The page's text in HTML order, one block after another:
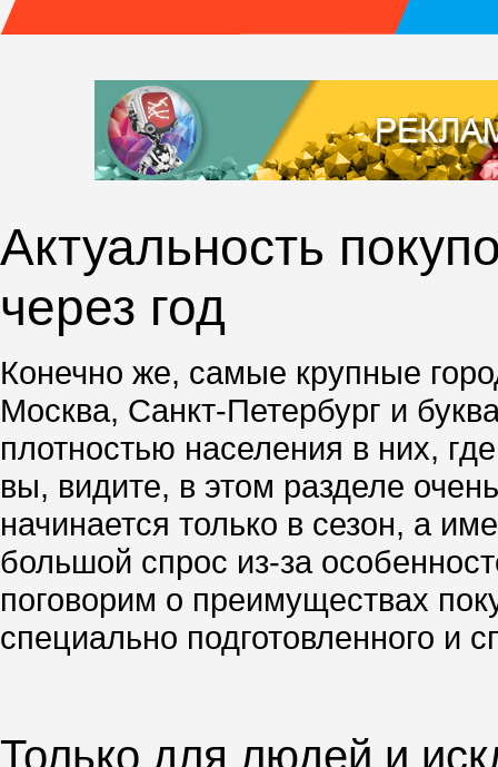
Актуальность
через год
Конечно же, самые крупные
Москва, Санкт-Петербург и
плотностью населения в них,
вы, видите, в этом разделе
начинается только в сезон, а
большой спрос из-за
поговорим о преимуществах
специально подготовленного и
Только для людей и